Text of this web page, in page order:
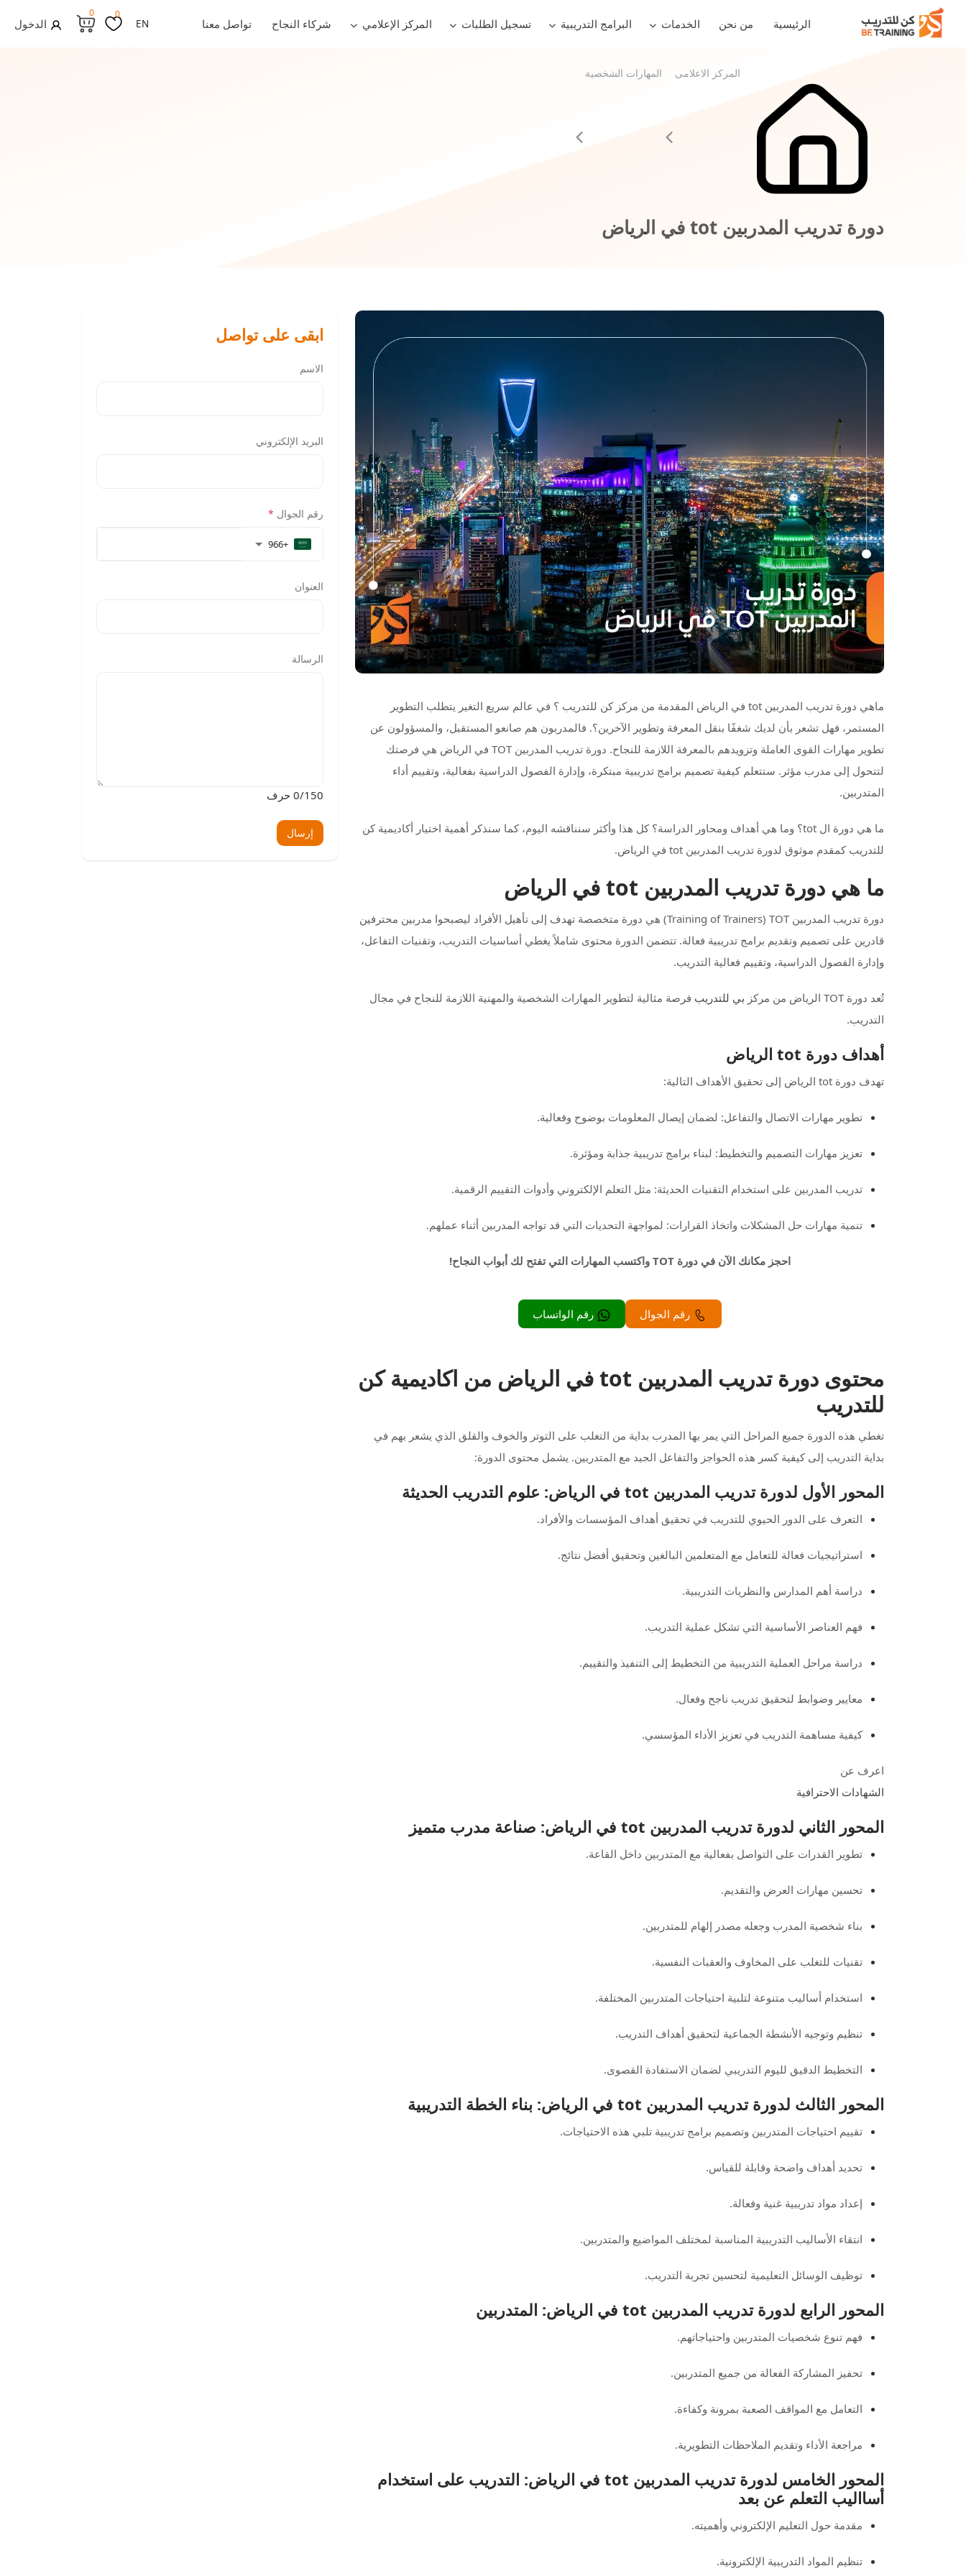
الرئيسية من نحن الخدمات البرامج التدريبية تسجيل الطلبات المركز الإعلامي شركاء النجاح تواصل معنا EN
0
0
الدخول
المركز الاعلامى المهارات الشخصية
دورة تدريب المدربين tot في الرياض
ماهي دورة تدريب المدربين tot في الرياض المقدمة من مركز كن للتدريب ؟ في عالم سريع التغير يتطلب التطوير
المستمر، فهل تشعر بأن لديك شغفًا بنقل المعرفة وتطوير الآخرين؟. فالمدربون هم صانعو المستقبل، والمسؤولون عن
تطوير مهارات القوى العاملة وتزويدهم بالمعرفة اللازمة للنجاح. دورة تدريب المدربين TOT في الرياض هي فرصتك
لتتحول إلى مدرب مؤثر. ستتعلم كيفية تصميم برامج تدريبية مبتكرة، وإدارة الفصول الدراسية بفعالية، وتقييم أداء
المتدربين.
ما هي دورة ال tot؟ وما هي أهداف ومحاور الدراسة؟ كل هذا وأكثر سنناقشه اليوم، كما سنذكر أهمية اختيار أكاديمية كن
للتدريب كمقدم موثوق لدورة تدريب المدربين tot في الرياض.
ما هي دورة تدريب المدربين tot في الرياض
دورة تدريب المدربين Training of Trainers) TOT) هي دورة متخصصة تهدف إلى تأهيل الأفراد ليصبحوا مدربين محترفين
قادرين على تصميم وتقديم برامج تدريبية فعالة. تتضمن الدورة محتوى شاملاً يغطي أساسيات التدريب، وتقنيات التفاعل،
وإدارة الفصول الدراسية، وتقييم فعالية التدريب.
تُعد دورة TOT الرياض من مركز بي للتدريب فرصة مثالية لتطوير المهارات الشخصية والمهنية اللازمة للنجاح في مجال
التدريب.
أهداف دورة tot الرياض
تهدف دورة tot الرياض إلى تحقيق الأهداف التالية:
تطوير مهارات الاتصال والتفاعل: لضمان إيصال المعلومات بوضوح وفعالية.
تعزيز مهارات التصميم والتخطيط: لبناء برامج تدريبية جذابة ومؤثرة.
تدريب المدربين على استخدام التقنيات الحديثة: مثل التعلم الإلكتروني وأدوات التقييم الرقمية.
تنمية مهارات حل المشكلات واتخاذ القرارات: لمواجهة التحديات التي قد تواجه المدربين أثناء عملهم.
احجز مكانك الآن في دورة TOT واكتسب المهارات التي تفتح لك أبواب النجاح!
رقم الجوال رقم الواتساب
محتوى دورة تدريب المدربين tot في الرياض من اكاديمية كن
للتدريب
تغطي هذه الدورة جميع المراحل التي يمر بها المدرب بداية من التغلب على التوتر والخوف والقلق الذي يشعر بهم في
بداية التدريب إلى كيفية كسر هذه الحواجز والتفاعل الجيد مع المتدربين. يشمل محتوى الدورة:
المحور الأول لدورة تدريب المدربين tot في الرياض: علوم التدريب الحديثة
التعرف على الدور الحيوي للتدريب في تحقيق أهداف المؤسسات والأفراد.
استراتيجيات فعالة للتعامل مع المتعلمين البالغين وتحقيق أفضل نتائج.
دراسة أهم المدارس والنظريات التدريبية.
فهم العناصر الأساسية التي تشكل عملية التدريب.
دراسة مراحل العملية التدريبية من التخطيط إلى التنفيذ والتقييم.
معايير وضوابط لتحقيق تدريب ناجح وفعال.
كيفية مساهمة التدريب في تعزيز الأداء المؤسسي.
اعرف عن
الشهادات الاحترافية
المحور الثاني لدورة تدريب المدربين tot في الرياض: صناعة مدرب متميز
تطوير القدرات على التواصل بفعالية مع المتدربين داخل القاعة.
تحسين مهارات العرض والتقديم.
بناء شخصية المدرب وجعله مصدر إلهام للمتدربين.
تقنيات للتغلب على المخاوف والعقبات النفسية.
استخدام أساليب متنوعة لتلبية احتياجات المتدربين المختلفة.
تنظيم وتوجيه الأنشطة الجماعية لتحقيق أهداف التدريب.
التخطيط الدقيق لليوم التدريبي لضمان الاستفادة القصوى.
المحور الثالث لدورة تدريب المدربين tot في الرياض: بناء الخطة التدريبية
تقييم احتياجات المتدربين وتصميم برامج تدريبية تلبي هذه الاحتياجات.
تحديد أهداف واضحة وقابلة للقياس.
إعداد مواد تدريبية غنية وفعالة.
انتقاء الأساليب التدريبية المناسبة لمختلف المواضيع والمتدربين.
توظيف الوسائل التعليمية لتحسين تجربة التدريب.
المحور الرابع لدورة تدريب المدربين tot في الرياض: المتدربين
فهم تنوع شخصيات المتدربين واحتياجاتهم.
تحفيز المشاركة الفعالة من جميع المتدربين.
التعامل مع المواقف الصعبة بمرونة وكفاءة.
مراجعة الأداء وتقديم الملاحظات التطويرية.
المحور الخامس لدورة تدريب المدربين tot في الرياض: التدريب على استخدام
أسااليب التعلم عن بعد
مقدمة حول التعليم الإلكتروني وأهميته.
تنظيم المواد التدريبية الإلكترونية.
ابقى على تواصل
الاسم
البريد الإلكتروني
رقم الجوال *
+966
العنوان
الرسالة
0/150 حرف
إرسال